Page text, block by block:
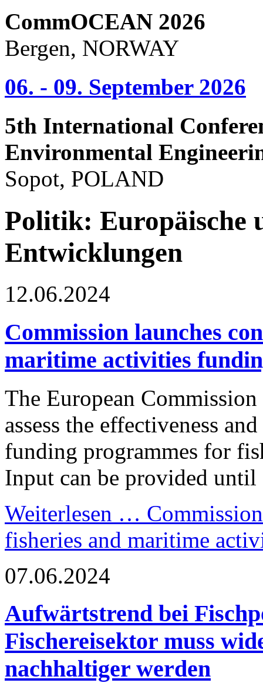
CommOCEAN 2026
Bergen, NORWAY
06. - 09. September 2026
5th International
Environmental
Sopot, POLAND
Politik: Europäische
Entwicklungen
12.06.2024
Commission launches
maritime activities
The European
assess the effectiveness
funding programmes for
Input can be provided
Weiterlesen …
fisheries and maritime
07.06.2024
Aufwärtstrend bei
Fischereisektor muss
nachhaltiger werden